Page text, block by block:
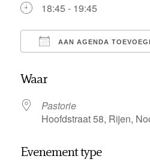
18:45 - 19:45
AAN AGENDA
Waar
Pastorie
Hoofdstraat 58, Rijen,
Evenement type